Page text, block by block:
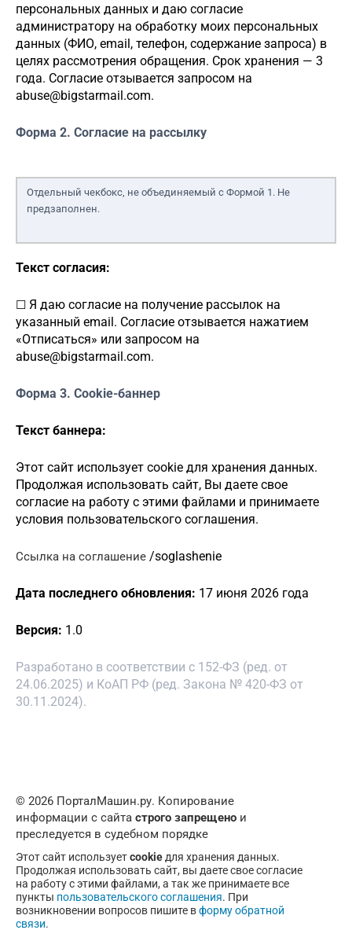
персональных данных и даю согласие
администратору на обработку моих персональных
данных (ФИО, email, телефон, содержание запроса) в
целях рассмотрения обращения. Срок хранения — 3
года. Согласие отзывается запросом на
abuse@bigstarmail.com.
Форма 2. Согласие на рассылку
Отдельный чекбокс, не объединяемый с Формой 1. Не
предзаполнен.
Текст согласия:
☐ Я даю согласие на получение рассылок на
указанный email. Согласие отзывается нажатием
«Отписаться» или запросом на
abuse@bigstarmail.com.
Форма 3. Cookie-баннер
Текст баннера:
Этот сайт использует cookie для хранения данных.
Продолжая использовать сайт, Вы даете свое
согласие на работу с этими файлами и принимаете
условия пользовательского соглашения.
Ссылка на соглашение /soglashenie
Дата последнего обновления: 17 июня 2026 года
Версия: 1.0
Разработано в соответствии с 152-ФЗ (ред. от
24.06.2025) и КоАП РФ (ред. Закона № 420-ФЗ от
30.11.2024).
© 2026 ПорталМашин.ру. Копирование
информации с сайта строго запрещено и
преследуется в судебном порядке
Этот сайт используетcookie для хранения данных.
Продолжая использовать сайт, вы даете свое согласие
на работу с этими файлами, а так же принимаете все
пункты пользовательского соглашения. При
возникновении вопросов пишите вформу обратной
связи.